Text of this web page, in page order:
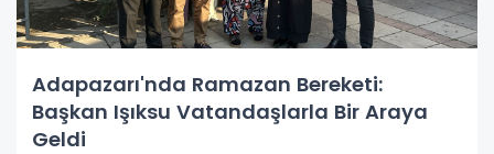
Adapazarı'nda Ramazan Bereketi:
Başkan Işıksu Vatandaşlarla Bir Araya
Geldi